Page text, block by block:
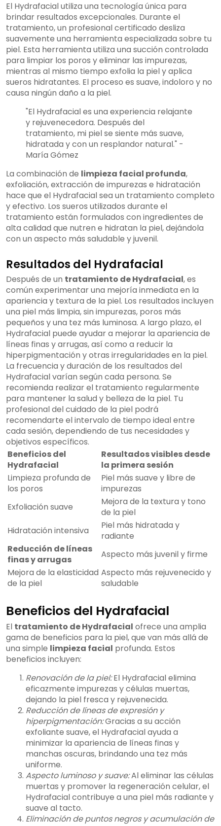
El Hydrafacial utiliza una tecnología única para
brindar resultados excepcionales. Durante el
tratamiento, un profesional certificado desliza
suavemente una herramienta especializada sobre tu
piel. Esta herramienta utiliza una succión controlada
para limpiar los poros y eliminar las impurezas,
mientras al mismo tiempo exfolia la piel y aplica
sueros hidratantes. El proceso es suave, indoloro y no
causa ningún daño a la piel.
"El Hydrafacial es una experiencia relajante
y rejuvenecedora. Después del
tratamiento, mi piel se siente más suave,
hidratada y con un resplandor natural." -
María Gómez
La combinación de limpieza facial profunda,
exfoliación, extracción de impurezas e hidratación
hace que el Hydrafacial sea un tratamiento completo
y efectivo. Los sueros utilizados durante el
tratamiento están formulados con ingredientes de
alta calidad que nutren e hidratan la piel, dejándola
con un aspecto más saludable y juvenil.
Resultados del Hydrafacial
Después de un tratamiento de Hydrafacial, es
común experimentar una mejoría inmediata en la
apariencia y textura de la piel. Los resultados incluyen
una piel más limpia, sin impurezas, poros más
pequeños y una tez más luminosa. A largo plazo, el
Hydrafacial puede ayudar a mejorar la apariencia de
líneas finas y arrugas, así como a reducir la
hiperpigmentación y otras irregularidades en la piel.
La frecuencia y duración de los resultados del
Hydrafacial varían según cada persona. Se
recomienda realizar el tratamiento regularmente
para mantener la salud y belleza de la piel. Tu
profesional del cuidado de la piel podrá
recomendarte el intervalo de tiempo ideal entre
cada sesión, dependiendo de tus necesidades y
objetivos específicos.
Beneficios del
Hydrafacial
Resultados visibles desde
la primera sesión
Limpieza profunda de
los poros
Piel más suave y libre de
impurezas
Exfoliación suave
Mejora de la textura y tono
de la piel
Hidratación intensiva
Piel más hidratada y
radiante
Reducción de líneas
finas y arrugas
Aspecto más juvenil y firme
Mejora de la elasticidad
de la piel
Aspecto más rejuvenecido y
saludable
Beneficios del Hydrafacial
El tratamiento de Hydrafacial ofrece una amplia
gama de beneficios para la piel, que van más allá de
una simple limpieza facial profunda. Estos
beneficios incluyen:
Renovación de la piel:El Hydrafacial elimina
eficazmente impurezas y células muertas,
dejando la piel fresca y rejuvenecida.
Reducción de líneas de expresión y
hiperpigmentación:Gracias a su acción
exfoliante suave, el Hydrafacial ayuda a
minimizar la apariencia de líneas finas y
manchas oscuras, brindando una tez más
uniforme.
Aspecto luminoso y suave:Al eliminar las células
muertas y promover la regeneración celular, el
Hydrafacial contribuye a una piel más radiante y
suave al tacto.
Eliminación de puntos negros y acumulación de